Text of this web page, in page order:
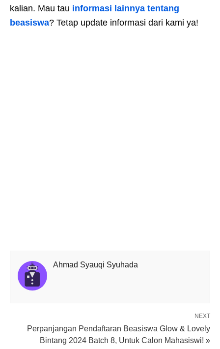
kalian. Mau tau informasi lainnya tentang
beasiswa? Tetap update informasi dari kami ya!
Ahmad Syauqi Syuhada
NEXT
Perpanjangan Pendaftaran Beasiswa Glow & Lovely
Bintang 2024 Batch 8, Untuk Calon Mahasiswi! »